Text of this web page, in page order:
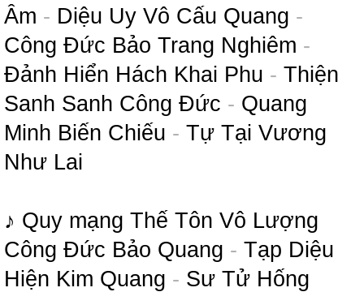
Âm - Diệu Uy Vô Cấu Quang -
Công Đức Bảo Trang Nghiêm -
Đảnh Hiển Hách Khai Phu - Thiện
Sanh Sanh Công Đức - Quang
Minh Biến Chiếu - Tự Tại Vương
Như Lai
♪ Quy mạng Thế Tôn Vô Lượng
Công Đức Bảo Quang - Tạp Diệu
Hiện Kim Quang - Sư Tử Hống